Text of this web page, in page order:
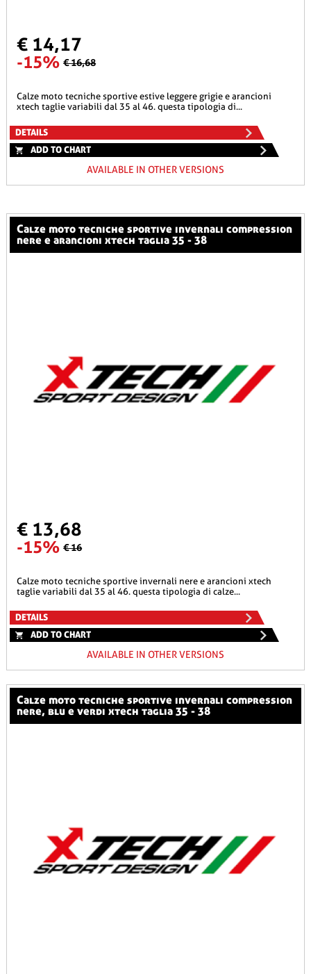
€ 14,17
-15% € 16,68
calze moto tecniche sportive estive leggere grigie e arancioni
xtech taglie variabili dal 35 al 46. questa tipologia di...
DETAILS
ADD TO CHART
AVAILABLE IN OTHER VERSIONS
calze moto tecniche sportive invernali compression
nere e arancioni xtech taglia 35 - 38
€ 13,68
-15% € 16
calze moto tecniche sportive invernali nere e arancioni xtech
taglie variabili dal 35 al 46. questa tipologia di calze...
DETAILS
ADD TO CHART
AVAILABLE IN OTHER VERSIONS
calze moto tecniche sportive invernali compression
nere, blu e verdi xtech taglia 35 - 38